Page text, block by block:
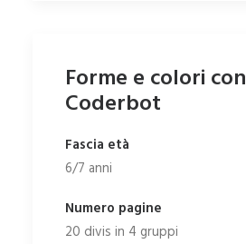
Forme e colori con
Coderbot
Fascia età
6/7 anni
Numero pagine
20 divis in 4 gruppi